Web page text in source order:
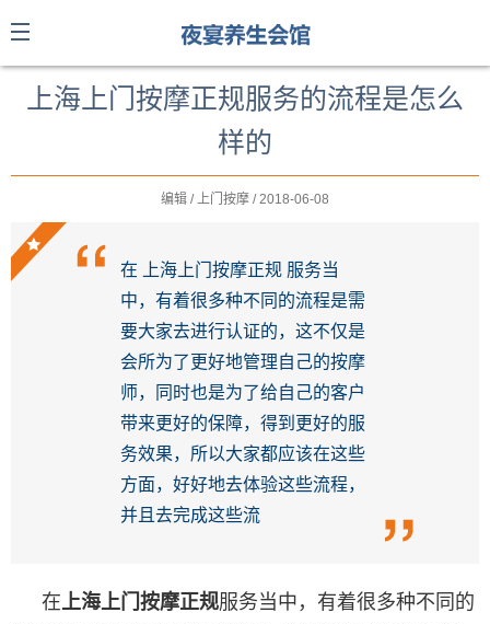
上海上门按摩正规服务的流程是怎么
样的
编辑 / 上门按摩 / 2018-06-08
在 上海上门按摩正规 服务当
中，有着很多种不同的流程是需
要大家去进行认证的，这不仅是
会所为了更好地管理自己的按摩
师，同时也是为了给自己的客户
带来更好的保障，得到更好的服
务效果，所以大家都应该在这些
方面，好好地去体验这些流程，
并且去完成这些流
在上海上门按摩正规服务当中，有着很多种不同的